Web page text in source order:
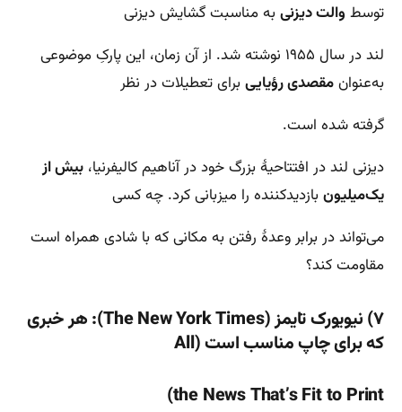
توسط والت دیزنیبه مناسبت گشایش دیزنی
لند در سال ۱۹۵۵ نوشته شد. از آن زمان، این پارکِ موضوعی
به‌عنوانمقصدی رؤیاییبرای تعطیلات در نظر
گرفته شده است.
دیزنی لند در افتتاحیۀ بزرگ خود در آناهیم کالیفرنیا، بیش از
یک‌میلیونبازدیدکننده را میزبانی کرد. چه کسی
می‌تواند در برابر وعدۀ رفتن به مکانی که با شادی همراه است
مقاومت کند؟
۷) نیویورک تایمز (The New York Times): هر خبری
که برای چاپ مناسب است (All
the News That’s Fit to Print)